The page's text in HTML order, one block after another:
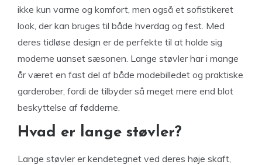
ikke kun varme og komfort, men også et sofistikeret
look, der kan bruges til både hverdag og fest. Med
deres tidløse design er de perfekte til at holde sig
moderne uanset sæsonen. Lange støvler har i mange
år været en fast del af både modebilledet og praktiske
garderober, fordi de tilbyder så meget mere end blot
beskyttelse af fødderne.
Hvad er lange støvler?
Lange støvler er kendetegnet ved deres høje skaft,